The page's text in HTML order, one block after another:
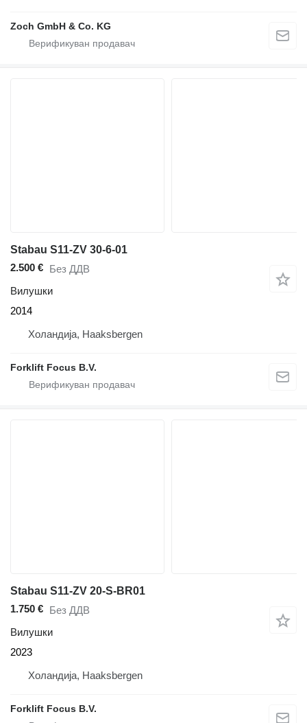
Zoch GmbH & Co. KG
Stabau S11-ZV 30-6-01
2.500 € Без ДДВ
Вилушки
2014
Холандија, Haaksbergen
Forklift Focus B.V.
Stabau S11-ZV 20-S-BR01
1.750 € Без ДДВ
Вилушки
2023
Холандија, Haaksbergen
Forklift Focus B.V.